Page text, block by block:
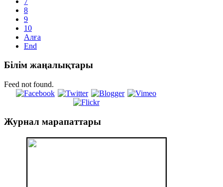
8
9
10
Алға
End
Білім жаңалықтары
Feed not found.
Журнал марапаттары